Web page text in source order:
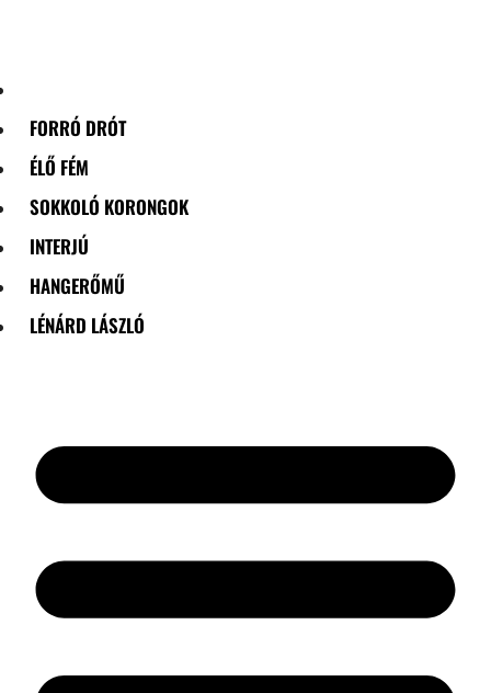
FORRÓ DRÓT
ÉLŐ FÉM
SOKKOLÓ KORONGOK
INTERJÚ
HANGERŐMŰ
LÉNÁRD LÁSZLÓ